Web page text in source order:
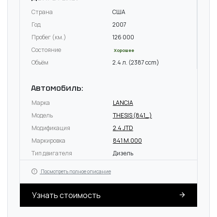
Страна
США
Год
2007
Пробег (км.)
126 000
Состояние
Хорошее
Объём 2.4 л. (2387 ccm)
Автомобиль:
Марка
LANCIA
Модель
THESIS (841_)
Модификация
2.4 JTD
Маркировка
841 M.000
Тип двигателя
Дизель
Посмотреть полное описание
Узнать стоимость